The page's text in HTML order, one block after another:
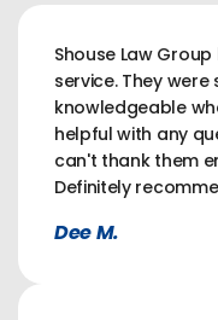
Shouse Law
service. They
knowledgeable
helpful with any
can't thank them
Definitely
Dee M.